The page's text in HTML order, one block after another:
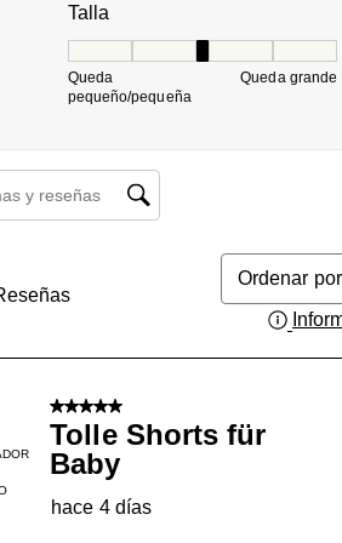
Talla
Queda
pequeño/pequeña
Queda grande
de temas y reseñas
Ordenar por
5 de 5 estrellas.
Tolle Shorts für
Baby
hace 4 días